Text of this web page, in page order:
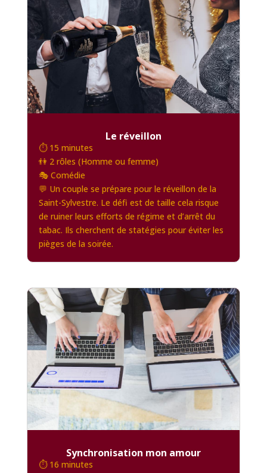
Le réveillon
⏱️ 15 minutes
👫 2 rôles (Homme ou femme)
🎭 Comédie
💬 Un couple se prépare pour le réveillon de la
Saint-Sylvestre. Le défi est de taille cela risque
de ruiner leurs efforts de régime et d’arrêt du
tabac. Ils cherchent de statégies pour éviter les
pièges de la soirée.
Synchronisation mon amour
⏱️ 16 minutes